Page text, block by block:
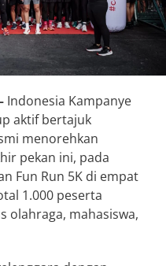
Indonesia Kampanye
aktif bertajuk
menorehkan
pekan ini, pada
Fun Run 5K di empat
1.000 peserta
olahraga, mahasiswa,